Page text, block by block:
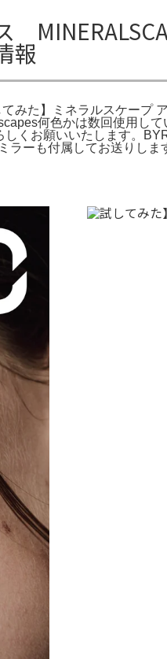
報
みた】ミネラルスケープ
何色かは数回使用し
くお願いいたします。
ーも付属してお送りし